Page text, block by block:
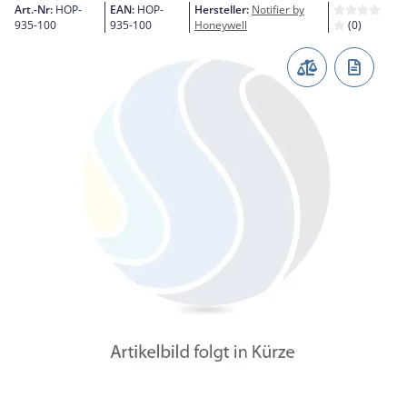
Art.-Nr: HOP-
935-100
EAN: HOP-
935-100
Hersteller: Notifier by
Honeywell
(0)